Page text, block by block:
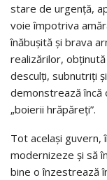
stare de urgență,
voie împotriva
înăbușită și brava
realizărilor,
desculți, subnutriți
demonstrează încă
„boierii hrăpăreți”.
Tot același guvern,
modernizeze și să
bine o înzestrează